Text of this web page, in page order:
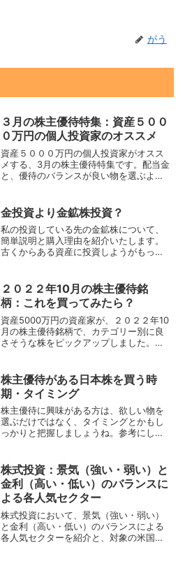
がう
３月の株主優待特集：資産５００
０万円の個人投資家のオススメ
資産５０００万円の個人投資家がオスス
メする、3月の株主優待特集です。配当金
と、優待のバランスが良い物を選ぶよう
金投資より金鉱株投資？
私の投資している先の金鉱株について、
簡単説明と購入理由を紹介いたします。
古くからある資産に投資しようがもっと
し勉強しておくことは良いことです。
２０２２年10月の株主優待銘
柄：これを買ってみたら？
資産5000万円の資産家が、２０２２年10
月の株主優待銘柄で、カテゴリー別に良
さそうな株をピックアップしました。ま
～。
株主優待がある日本株を買う時
期・タイミング
株主優待に興味がある方は、欲しい物を
選ぶだけではなく、タイミングとかもし
っかりと把握しましょうね。参考にして
株式投資：景気（強い・弱い）と
金利（高い・低い）のバランスに
よる各人気セクター
株式投資において、景気（強い・弱い）
と金利（高い・低い）のバランスによる
各人気セクターを紹介と、対象の米国銘